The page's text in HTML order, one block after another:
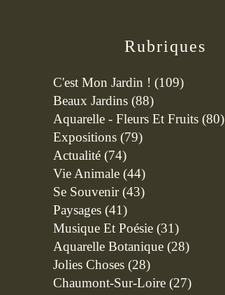
Rubriques
C'est Mon Jardin ! (109)
Beaux Jardins (88)
Aquarelle - Fleurs Et Fruits (80)
Expositions (79)
Actualité (74)
Vie Animale (44)
Se Souvenir(43)
Paysages (41)
Musique Et Poésie (31)
Aquarelle Botanique (28)
Jolies Choses (28)
Chaumont-Sur-Loire (27)